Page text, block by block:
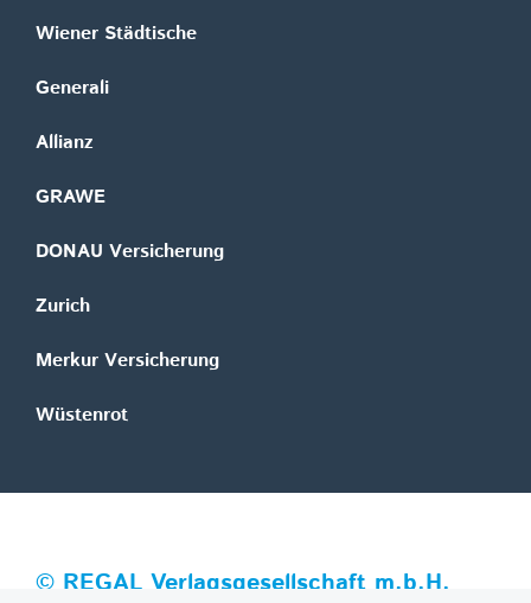
Wiener Städtische
Generali
Allianz
GRAWE
DONAU Versicherung
Zurich
Merkur Versicherung
Wüstenrot
© REGAL Verlagsgesellschaft m.b.H.